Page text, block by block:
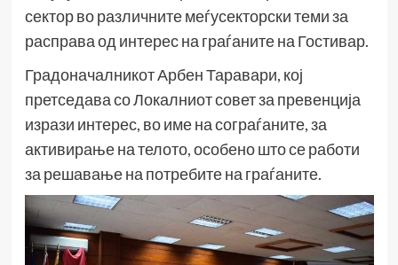
сектор во различните меѓусекторски теми за
расправа од интерес на граѓаните на Гостивар.
Градоначалникот Арбен Таравари, кој
претседава со Локалниот совет за превенција
изрази интерес, во име на сограѓаните, за
активирање на телото, особено што се работи
за решавање на потребите на граѓаните.